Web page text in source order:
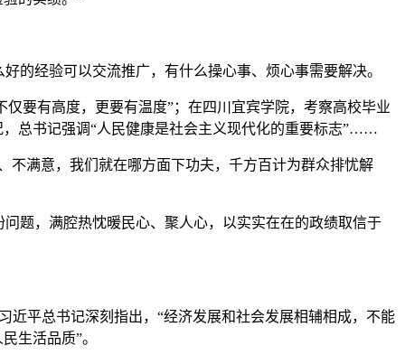
的经验可以交流推广，有什么操心事、烦心事需要解决。
要有高度，更要有温度”；在四川宜宾学院，考察高校毕业
总书记强调“人民健康是社会主义现代化的重要标志”……
不满意，我们就在哪方面下功夫，千方百计为群众排忧解
题，满腔热忱暖民心、聚人心，以实实在在的政绩取信于
近平总书记深刻指出，“经济发展和社会发展相辅相成，不能
生活品质”。